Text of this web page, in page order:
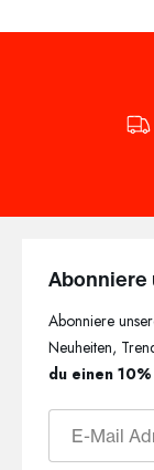
Abonniere
Abonniere
Neuheiten,
du einen